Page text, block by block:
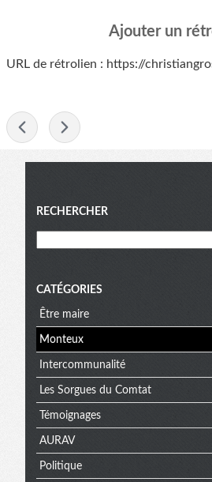
Ajouter un
URL de rétrolien : https://
Menu
RECHERCHER
CATÉGORIES
Être maire
Monteux
Intercommunalité
Les Sorgues du Comtat
Témoignages
AURAV
Politique